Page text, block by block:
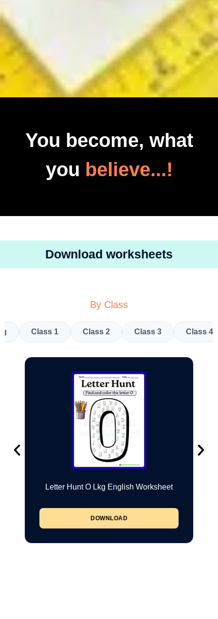
You become, what
you believe...!
Download worksheets
By Class
Class 1 Class 2 Class 3 Class 4
Letter Hunt O Lkg English Worksheet
DOWNLOAD